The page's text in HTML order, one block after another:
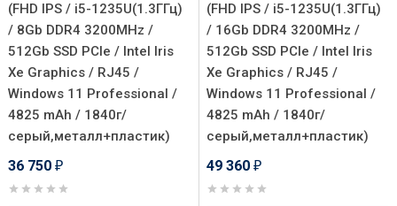
(FHD IPS / i5-1235U(1.3ГГц)
/ 8Gb DDR4 3200MHz /
512Gb SSD PCIe / Intel Iris
Xe Graphics / RJ45 /
Windows 11 Professional /
4825 mAh / 1840г/
серый,металл+пластик)
36 750 ₽
(FHD IPS / i5-1235U(1.3ГГц)
/ 16Gb DDR4 3200MHz /
512Gb SSD PCIe / Intel Iris
Xe Graphics / RJ45 /
Windows 11 Professional /
4825 mAh / 1840г/
серый,металл+пластик)
49 360 ₽